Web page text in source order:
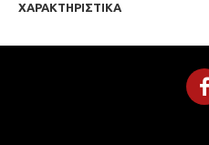
ΧΑΡΑΚΤΗΡΙΣΤΙΚΆ